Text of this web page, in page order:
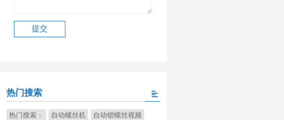
热门搜索
热门搜索： 自动螺丝机 自动锁螺丝视频